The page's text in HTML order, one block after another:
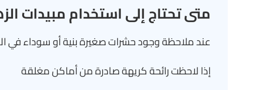
متى تحتاج إلى استخدام مبيدات
عند ملاحظة وجود حشرات صغيرة بنية أو سوداء في
إذا لاحظت رائحة كريهة صادرة من أماكن مغلقة